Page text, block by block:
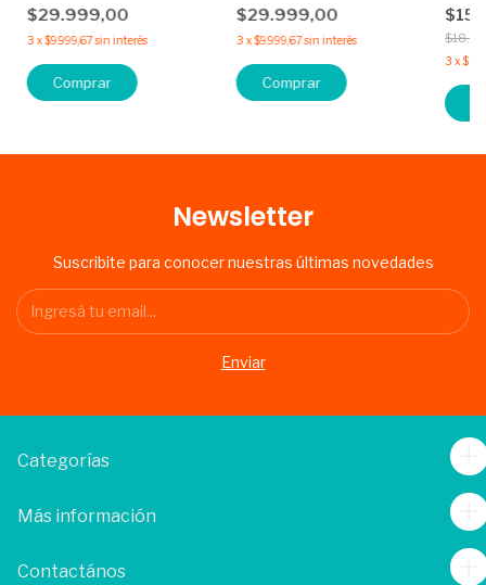
$29.999,00
3 x$9.999,67sin interés
$29.999,00
3 x$9.999,67sin interés
3 x
Newsletter
Suscribite para conocer nuestras últimas novedades
Categorías
Más información
Contactános